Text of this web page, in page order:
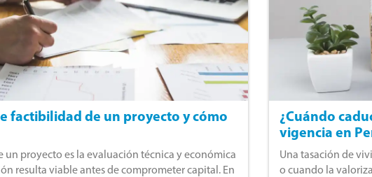
factibilidad de un proyecto y cómo
proyecto es la evaluación técnica y económica
resulta viable antes de comprometer capital. En
¿Cuándo
vigencia en
Una tasación de
o cuando la